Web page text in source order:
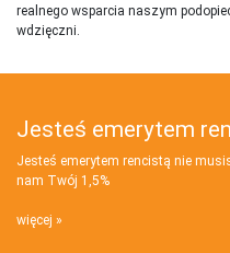
realnego wsparcia naszym
wdzięczni.
Jesteś emerytem
Jesteś emerytem rencistą nie
nam Twój 1,5%
więcej